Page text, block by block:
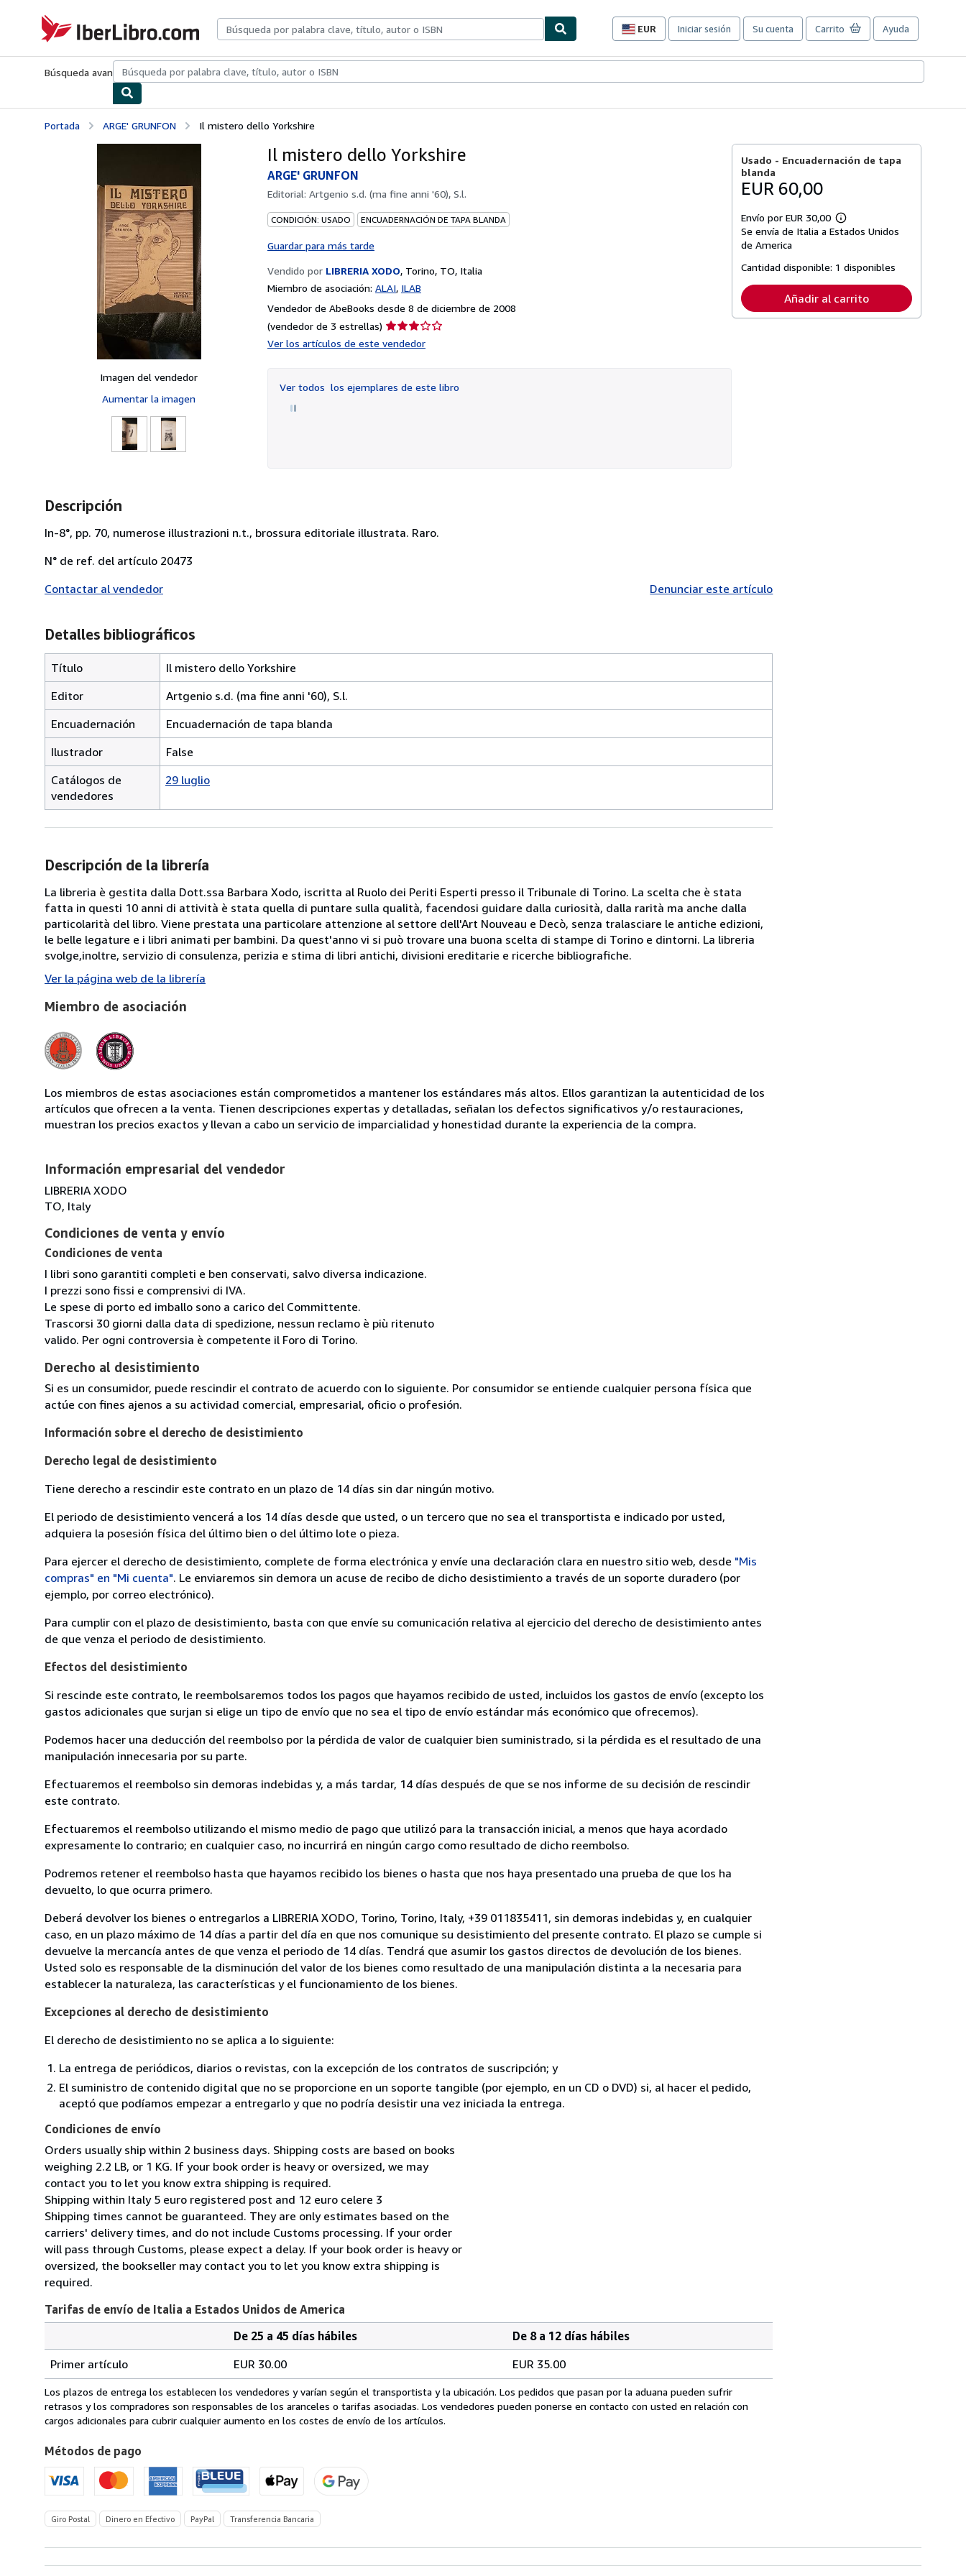
IberLibro.com
EUR
Preferencias
compra
sitio.
Iniciar sesión Su cuenta Carrito Ayuda
Búsqueda avanzadaColecciones Libros antiguosArte y coleccionismo
Portada ARGE' GRUNFON Il mistero dello Yorkshire
Imagen del vendedor
Aumentar la imagen
Il mistero dello Yorkshire
ARGE' GRUNFON
Editorial: Artgenio s.d. (ma fine anni '60), S.l.
CONDICIÓN: USADO ENCUADERNACIÓN DE TAPA BLANDA
Guardar para más tarde
Vendido por LIBRERIA XODO, Torino, TO, Italia
Miembro de asociación: ALAI ILAB
Vendedor de AbeBooks desde 8 de diciembre de 2008
(vendedor de 3 estrellas) Calificación
Ver los artículos de este vendedor
Ver todos los ejemplares de este libro
Usado - Encuadernación de tapa
blanda
EUR 60,00
Envío por EUR 30,00
Más
información
tarifas
envío
Se envía de Italia a Estados Unidos
de America
Cantidad disponible: 1 disponibles
Añadir al carrito
Descripción
In-8°, pp. 70, numerose illustrazioni n.t., brossura editoriale illustrata. Raro.
N° de ref. del artículo 20473
Contactar al vendedor
Denunciar este artículo
Detalles bibliográficos
Título
Il mistero dello Yorkshire
Editor
Artgenio s.d. (ma fine anni '60), S.l.
Encuadernación
Encuadernación de tapa blanda
Ilustrador
False
Catálogos de
vendedores
29 luglio
Descripción de la librería
La libreria è gestita dalla Dott.ssa Barbara Xodo, iscritta al Ruolo dei Periti Esperti presso il Tribunale di Torino. La scelta che è stata
fatta in questi 10 anni di attività è stata quella di puntare sulla qualità, facendosi guidare dalla curiosità, dalla rarità ma anche dalla
particolarità del libro. Viene prestata una particolare attenzione al settore dell'Art Nouveau e Decò, senza tralasciare le antiche edizioni,
le belle legature e i libri animati per bambini. Da quest'anno vi si può trovare una buona scelta di stampe di Torino e dintorni. La libreria
svolge,inoltre, servizio di consulenza, perizia e stima di libri antichi, divisioni ereditarie e ricerche bibliografiche.
Ver la página web de la librería
Miembro de asociación
Los miembros de estas asociaciones están comprometidos a mantener los estándares más altos. Ellos garantizan la autenticidad de los
artículos que ofrecen a la venta. Tienen descripciones expertas y detalladas, señalan los defectos significativos y/o restauraciones,
muestran los precios exactos y llevan a cabo un servicio de imparcialidad y honestidad durante la experiencia de la compra.
Información empresarial del vendedor
LIBRERIA XODO
TO, Italy
Condiciones de venta y envío
Condiciones de venta
I libri sono garantiti completi e ben conservati, salvo diversa indicazione.
I prezzi sono fissi e comprensivi di IVA.
Le spese di porto ed imballo sono a carico del Committente.
Trascorsi 30 giorni dalla data di spedizione, nessun reclamo è più ritenuto
valido. Per ogni controversia è competente il Foro di Torino.
Derecho al desistimiento
Si es un consumidor, puede rescindir el contrato de acuerdo con lo siguiente. Por consumidor se entiende cualquier persona física que
actúe con fines ajenos a su actividad comercial, empresarial, oficio o profesión.
Información sobre el derecho de desistimiento
Derecho legal de desistimiento
Tiene derecho a rescindir este contrato en un plazo de 14 días sin dar ningún motivo.
El periodo de desistimiento vencerá a los 14 días desde que usted, o un tercero que no sea el transportista e indicado por usted,
adquiera la posesión física del último bien o del último lote o pieza.
Para ejercer el derecho de desistimiento, complete de forma electrónica y envíe una declaración clara en nuestro sitio web, desde "Mis
compras" en "Mi cuenta". Le enviaremos sin demora un acuse de recibo de dicho desistimiento a través de un soporte duradero (por
ejemplo, por correo electrónico).
Para cumplir con el plazo de desistimiento, basta con que envíe su comunicación relativa al ejercicio del derecho de desistimiento antes
de que venza el periodo de desistimiento.
Efectos del desistimiento
Si rescinde este contrato, le reembolsaremos todos los pagos que hayamos recibido de usted, incluidos los gastos de envío (excepto los
gastos adicionales que surjan si elige un tipo de envío que no sea el tipo de envío estándar más económico que ofrecemos).
Podemos hacer una deducción del reembolso por la pérdida de valor de cualquier bien suministrado, si la pérdida es el resultado de una
manipulación innecesaria por su parte.
Efectuaremos el reembolso sin demoras indebidas y, a más tardar, 14 días después de que se nos informe de su decisión de rescindir
este contrato.
Efectuaremos el reembolso utilizando el mismo medio de pago que utilizó para la transacción inicial, a menos que haya acordado
expresamente lo contrario; en cualquier caso, no incurrirá en ningún cargo como resultado de dicho reembolso.
Podremos retener el reembolso hasta que hayamos recibido los bienes o hasta que nos haya presentado una prueba de que los ha
devuelto, lo que ocurra primero.
Deberá devolver los bienes o entregarlos a LIBRERIA XODO, Torino, Torino, Italy, +39 011835411, sin demoras indebidas y, en cualquier
caso, en un plazo máximo de 14 días a partir del día en que nos comunique su desistimiento del presente contrato. El plazo se cumple si
devuelve la mercancía antes de que venza el periodo de 14 días. Tendrá que asumir los gastos directos de devolución de los bienes.
Usted solo es responsable de la disminución del valor de los bienes como resultado de una manipulación distinta a la necesaria para
establecer la naturaleza, las características y el funcionamiento de los bienes.
Excepciones al derecho de desistimiento
El derecho de desistimiento no se aplica a lo siguiente:
La entrega de periódicos, diarios o revistas, con la excepción de los contratos de suscripción; y
El suministro de contenido digital que no se proporcione en un soporte tangible (por ejemplo, en un CD o DVD) si, al hacer el pedido,
aceptó que podíamos empezar a entregarlo y que no podría desistir una vez iniciada la entrega.
Condiciones de envío
Orders usually ship within 2 business days. Shipping costs are based on books
weighing 2.2 LB, or 1 KG. If your book order is heavy or oversized, we may
contact you to let you know extra shipping is required.
Shipping within Italy 5 euro registered post and 12 euro celere 3
Shipping times cannot be guaranteed. They are only estimates based on the
carriers' delivery times, and do not include Customs processing. If your order
will pass through Customs, please expect a delay. If your book order is heavy or
oversized, the bookseller may contact you to let you know extra shipping is
required.
Tarifas de envío de Italia a Estados Unidos de America
de
envío
de
Italia
Estados
Unidos
de
America
pedido
De 25 a 45 días hábiles
De 8 a 12 días hábiles
Primer artículo
EUR 30.00 EUR 35.00
Los plazos de entrega los establecen los vendedores y varían según el transportista y la ubicación. Los pedidos que pasan por la aduana pueden sufrir
retrasos y los compradores son responsables de los aranceles o tarifas asociadas. Los vendedores pueden ponerse en contacto con usted en relación con
cargos adicionales para cubrir cualquier aumento en los costes de envío de los artículos.
Métodos de pago
Giro Postal Dinero en Efectivo PayPal Transferencia Bancaria